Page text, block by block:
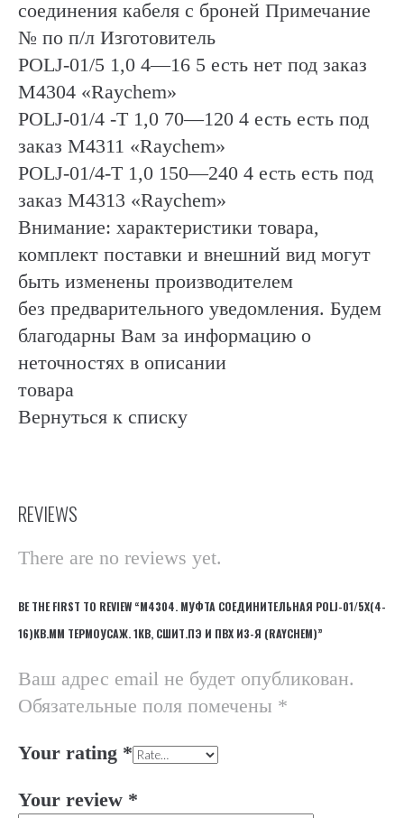
соединения кабеля с броней Примечание
№ по п/л Изготовитель
РОLJ-01/5 1,0 4—16 5 есть нет под заказ
М4304 «Raychem»
POLJ-01/4 -Т 1,0 70—120 4 есть есть под
заказ М4311 «Raychem»
POLJ-01/4-T 1,0 150—240 4 есть есть под
заказ М4313 «Raychem»
Внимание: характеристики товара,
комплект поставки и внешний вид могут
быть изменены производителем
без предварительного уведомления. Будем
благодарны Вам за информацию о
неточностях в описании
товара
Вернуться к списку
REVIEWS
There are no reviews yet.
BE THE FIRST TO REVIEW “М4304. МУФТА СОЕДИНИТЕЛЬНАЯ POLJ-01/5X(4-
16)КВ.ММ ТЕРМОУСАЖ. 1КВ, СШИТ.ПЭ И ПВХ ИЗ-Я (RAYCHEM)”
Ваш адрес email не будет опубликован.
Обязательные поля помечены *
Your rating *
Your review *